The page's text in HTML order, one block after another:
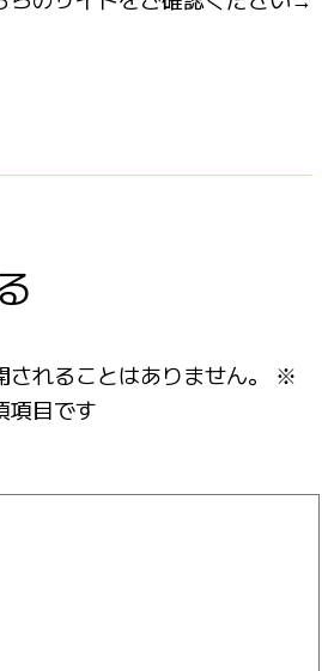
れることはありません。
※
項目です